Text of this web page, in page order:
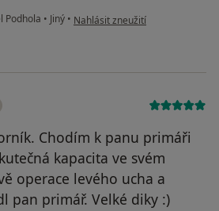
Podhola • Jiný • podle názoru uživatele Kateřina
Nahlásit zneužití
Chodím k panu primáři
kapacita ve svém
operace levého ucha a
pan primář. Velké diky :)